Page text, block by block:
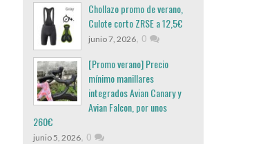
Chollazo promo de verano,
Culote corto ZRSE a 12,5€
junio 7, 2026, 0
[Promo verano] Precio
mínimo manillares
integrados Avian Canary y
Avian Falcon, por unos
260€
junio 5, 2026, 0